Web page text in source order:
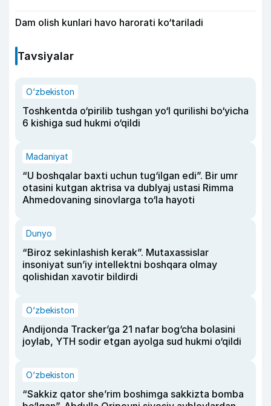
Dam olish kunlari havo harorati ko‘tariladi
Tavsiyalar
O‘zbekiston
Toshkentda o‘pirilib tushgan yo‘l qurilishi bo‘yicha
6 kishiga sud hukmi o‘qildi
Madaniyat
“U boshqalar baxti uchun tug‘ilgan edi”. Bir umr
otasini kutgan aktrisa va dublyaj ustasi Rimma
Ahmedovaning sinovlarga to‘la hayoti
Dunyo
“Biroz sekinlashish kerak”. Mutaxassislar
insoniyat sun’iy intellektni boshqara olmay
qolishidan xavotir bildirdi
O‘zbekiston
Andijonda Tracker’ga 21 nafar bog‘cha bolasini
joylab, YTH sodir etgan ayolga sud hukmi o‘qildi
O‘zbekiston
“Sakkiz qator she’rim boshimga sakkizta bomba